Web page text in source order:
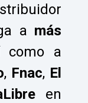
a más
como a
, Fnac, El
en